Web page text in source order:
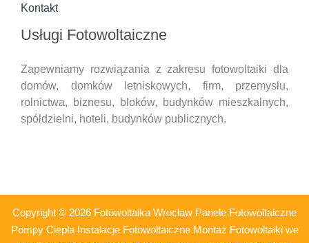
Kontakt
Usługi Fotowoltaiczne
Zapewniamy rozwiązania z zakresu fotowoltaiki dla
domów, domków letniskowych, firm, przemysłu,
rolnictwa, biznesu, bloków, budynków mieszkalnych,
spółdzielni, hoteli, budynków publicznych.
Copyright © 2026 Fotowoltaika Wrocław Panele Fotowoltaiczne
Pompy Ciepła Instalacje Fotowoltaiczne Montaż Fotowoltaiki we